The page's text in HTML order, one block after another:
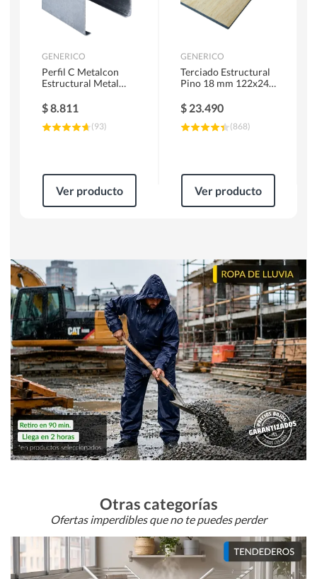
GENERICO
Perfil C Metalcon
Estructural Metal
$8.811
(93)
Ver producto
GENERICO
Terciado Estructural
Pino 18 mm 122x244
$ 23.490
(868)
Ver producto
Otras categorías
Ofertas imperdibles que no te puedes perder